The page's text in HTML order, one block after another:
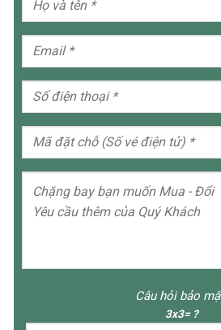
Câu hỏi bảo
3x3= ?